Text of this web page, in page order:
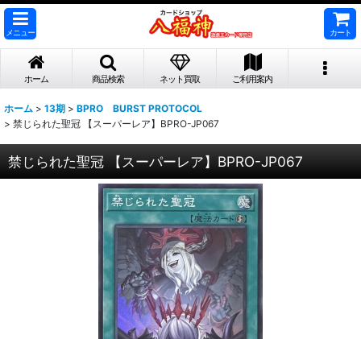
メニュー カート
ホーム 商品検索 ネット買取 ご利用案内
ホーム > 13期 > BPRO BURST PROTOCOL
> 禁じられた聖冠 【スーパーレア】BPRO-JP067
禁じられた聖冠 【スーパーレア】BPRO-JP067